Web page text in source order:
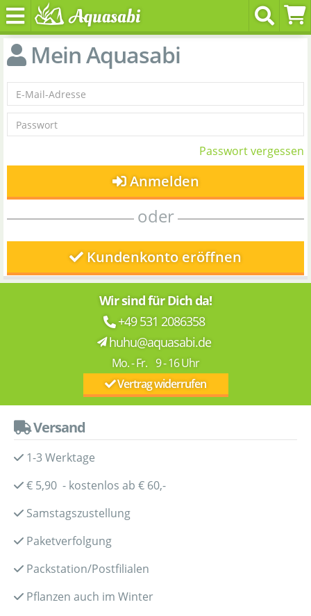
Mein Aquasabi
Passwort vergessen
Anmelden
oder
Kundenkonto eröffnen
Wir sind für Dich da!
+49 531 2086358
huhu@aquasabi.de
Mo. - Fr. 9 - 16 Uhr
Vertrag widerrufen
Versand
1-3 Werktage
€ 5,90 - kostenlos ab € 60,-
Samstagszustellung
Paketverfolgung
Packstation/Postfilialen
Pflanzen auch im Winter